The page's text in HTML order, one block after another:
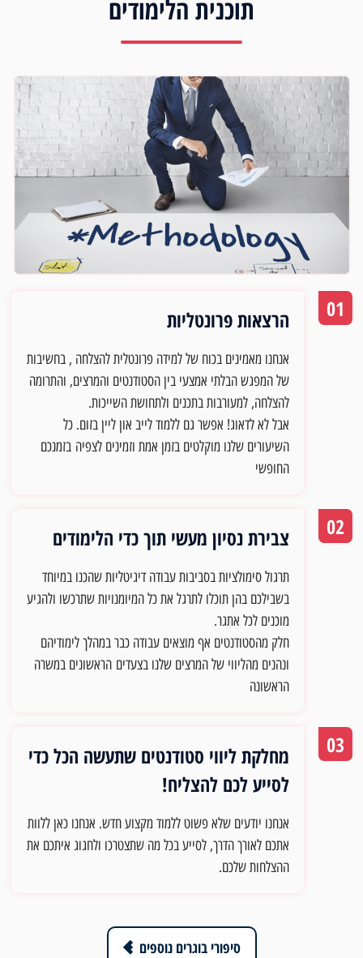
תוכנית הלימודים
01 הרצאות פרונטליות
אנחנו מאמינים בכוח של למידה פרונטלית להצלחה , בחשיבות
של המפגש הבלתי אמצעי בין הסטודנטים והמרצים, והתרומה
להצלחה, למעורבות בתכנים ולתחושת השייכות.
אבל לא לדאוג! אפשר גם ללמוד לייב און ליין בזום. כל
השיעורים שלנו מוקלטים בזמן אמת וזמינים לצפיהבזמנכם
החופשי
02 צבירת נסיון מעשי תוך כדי הלימודים
תרגול סימולציות בסביבות עבודה דיגיטליות שהכנו במיוחד
בשבילכם בהן תוכלו לתרגל את כל המיומנויות שתרכשו ולהגיע
מוכנים לכל אתגר.
חלק מהסטודנטים אף מוצאים עבודה כבר במהלך לימודיהם
ונהנים מהליווי של המרצים שלנו בצעדים הראשונים במשרה
הראשונה
03
מחלקת ליווי סטודנטים שתעשה הכל כדי
לסייע לכם להצליח!
אנחנו יודעים שלא פשוט ללמוד מקצוע חדש. אנחנו כאן ללוות
אתכם לאורך הדרך, לסייע בכל מה שתצטרכו ולחגוג איתכם את
ההצלחות שלכם.
סיפורי בוגרים נוספים